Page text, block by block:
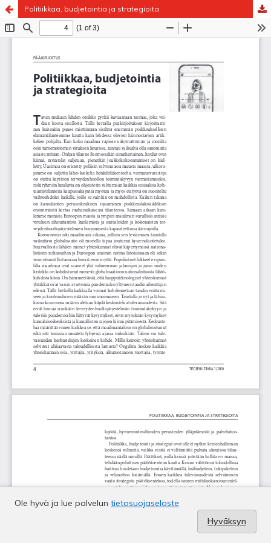
Politiikkaa, budjetointia ja strategioita
Ole hyvä ja lue palvelun tietosuojaseloste
Hyväksyn
Palvelua ylläpitää